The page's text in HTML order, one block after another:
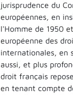
jurisprudence du
européennes, en
l'Homme de 1950
européenne des
internationales, en
aussi, et plus
droit français
en tenant compte